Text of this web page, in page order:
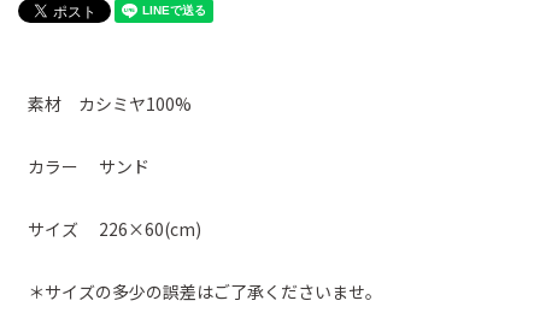
素材 カシミヤ100%
カラー サンド
サイズ 226×60(cm)
＊サイズの多少の誤差はご了承くださいませ。